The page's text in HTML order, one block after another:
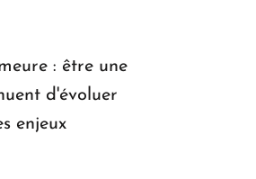
: être une
d'évoluer
enjeux